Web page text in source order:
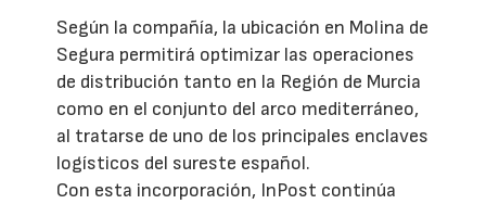
Según la compañía, la ubicación en Molina de
Segura permitirá optimizar las operaciones
de distribución tanto en la Región de Murcia
como en el conjunto del arco mediterráneo,
al tratarse de uno de los principales enclaves
logísticos del sureste español.
Con esta incorporación, InPost continúa